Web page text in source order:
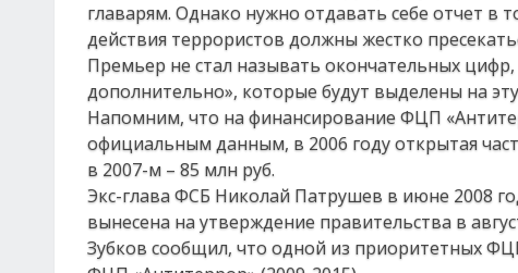
главарям. Однако нужно отдавать себе отчет в
действия террористов должны жестко
Премьер не стал называть окончательных
дополнительно», которые будут выделены на
Напомним, что на финансирование ФЦП
официальным данным, в 2006 году открытая
в 2007-м – 85 млн руб.
Экс-глава ФСБ Николай Патрушев в июне 2008
вынесена на утверждение правительства в
Зубков сообщил, что одной из приоритетных